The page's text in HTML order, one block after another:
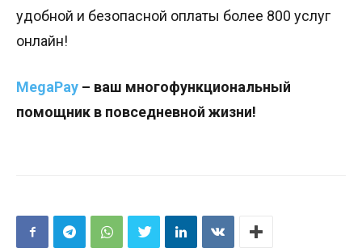
удобной и безопасной оплаты более 800 услуг
онлайн!
MegaPay ​ – ваш многофункциональный
помощник в повседневной жизни!